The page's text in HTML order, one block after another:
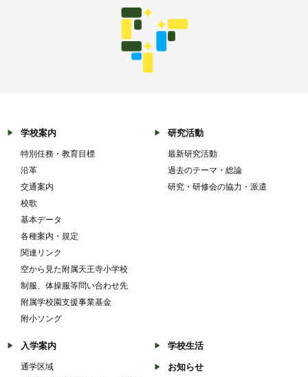
学校案内
特別任務・教育目標
沿革
交通案内
校歌
基本データ
各種案内・規定
関連リンク
空から見た附属天王寺小学校
制服、体操服等問い合わせ先
附属学校園支援事業基金
附小ソング
研究活動
最新研究活動
過去のテーマ・総論
研究・研修会の協力・派遣
入学案内
通学区域
学校生活
お知らせ